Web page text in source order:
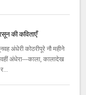
की कविताएँ
अंधेरी कोठरीपूरे नौ महीने
अंधेरा---काला, कालादेख